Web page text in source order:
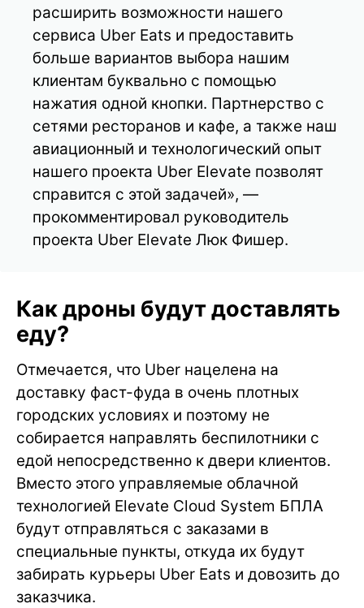
расширить возможности нашего
сервиса Uber Eats и предоставить
больше вариантов выбора нашим
клиентам буквально с помощью
нажатия одной кнопки. Партнерство с
сетями ресторанов и кафе, а также наш
авиационный и технологический опыт
нашего проекта Uber Elevate позволят
справится с этой задачей», —
прокомментировал руководитель
проекта Uber Elevate Люк Фишер.
Как дроны будут доставлять
еду?
Отмечается, что Uber нацелена на
доставку фаст-фуда в очень плотных
городских условиях и поэтому не
собирается направлять беспилотники с
едой непосредственно к двери клиентов.
Вместо этого управляемые облачной
технологией Elevate Cloud System БПЛА
будут отправляться с заказами в
специальные пункты, откуда их будут
забирать курьеры Uber Eats и довозить до
заказчика.